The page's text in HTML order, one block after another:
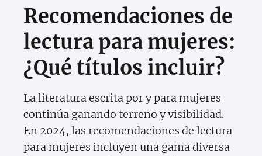
Recomendaciones de
lectura para mujeres:
¿Qué títulos incluir?
La literatura escrita por y para mujeres
continúa ganando terreno y visibilidad.
En 2024, las recomendaciones de lectura
para mujeres incluyen una gama diversa